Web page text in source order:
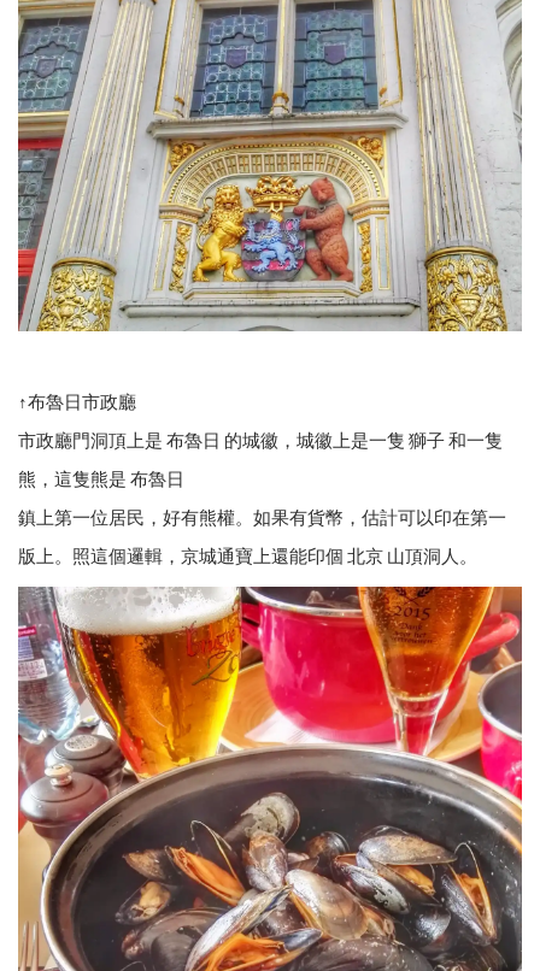
↑布魯日市政廳
市政廳門洞頂上是 布魯日 的城徽，城徽上是一隻 獅子 和一隻
熊，這隻熊是 布魯日
鎮上第一位居民，好有熊權。如果有貨幣，估計可以印在第一
版上。照這個邏輯，京城通寶上還能印個 北京 山頂洞人。